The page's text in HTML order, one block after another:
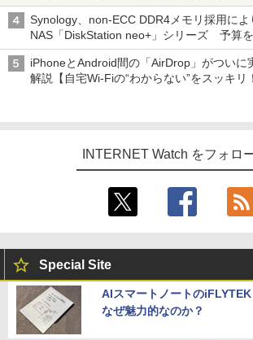
真や映像を使った投資詐欺などへの対策と
Synology、non-ECC DDR4メモリ採用によ
NAS「DiskStation neo+」シリーズ 予算を
ECCメモリへのアップグレードも可能
iPhoneとAndroid間の「AirDrop」がついに
解説【自宅Wi-Fiの“わからない”をスッキリ
INTERNET Watch をフォロ
Special Site
AIスマートノートの
なぜ魅力的なのか？